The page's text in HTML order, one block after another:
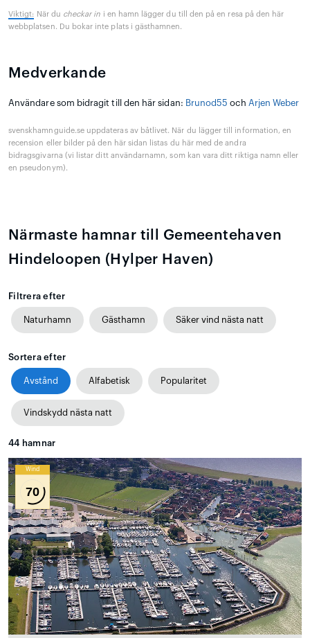
Viktigt: När du checkar in i en hamn lägger du till den på en resa på den här
webbplatsen. Du bokar inte plats i gästhamnen.
Medverkande
Användare som bidragit till den här sidan: Brunod55 och Arjen Weber
svenskhamnguide.se uppdateras av båtlivet. När du lägger till information, en
recension eller bilder på den här sidan listas du här med de andra
bidragsgivarna (vi listar ditt användarnamn, som kan vara ditt riktiga namn eller
en pseudonym).
Närmaste hamnar till Gemeentehaven
Hindeloopen (Hylper Haven)
Filtrera efter
Naturhamn Gästhamn Säker vind nästa natt
Sortera efter
Avstånd Alfabetisk Popularitet
Vindskydd nästa natt
44 hamnar
Wind
70